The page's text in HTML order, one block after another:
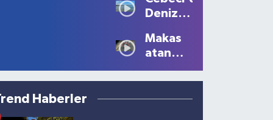
Yaralı!
Büyüledi:
Kartpostallık
Manzaralar
Oluştu
Deniz
Tüm
Güzelliğiyle
Devam
Makas
atan
10 bin
lira ceza
Haberler